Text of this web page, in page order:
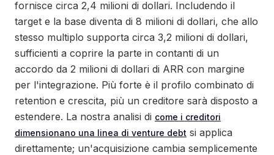
fornisce circa 2,4 milioni di dollari. Includendo il
target e la base diventa di 8 milioni di dollari, che allo
stesso multiplo supporta circa 3,2 milioni di dollari,
sufficienti a coprire la parte in contanti di un
accordo da 2 milioni di dollari di ARR con margine
per l'integrazione. Più forte è il profilo combinato di
retention e crescita, più un creditore sarà disposto a
estendere. La nostra analisi di come i creditori
dimensionano una linea di venture debt si applica
direttamente; un'acquisizione cambia semplicemente